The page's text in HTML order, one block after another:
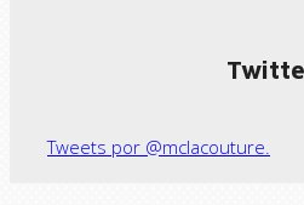
Tweets por @mclacouture.